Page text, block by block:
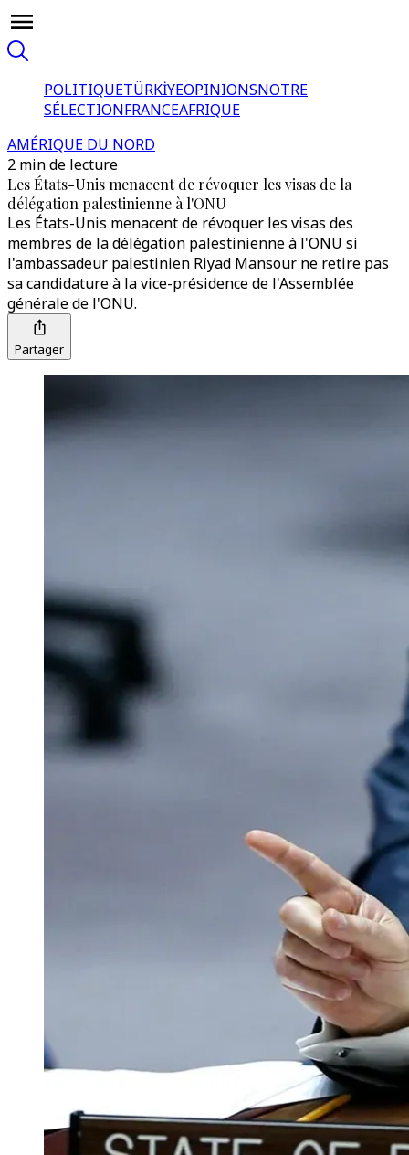
POLITIQUETÜRKİYEOPINIONSNOTRE
SÉLECTIONFRANCEAFRIQUE
AMÉRIQUE DU NORD
2 min de lecture
Les États-Unis menacent de révoquer les visas de la
délégation palestinienne à l'ONU
Les États-Unis menacent de révoquer les visas des
membres de la délégation palestinienne à l'ONU si
l'ambassadeur palestinien Riyad Mansour ne retire pas
sa candidature à la vice-présidence de l'Assemblée
générale de l'ONU.
Partager